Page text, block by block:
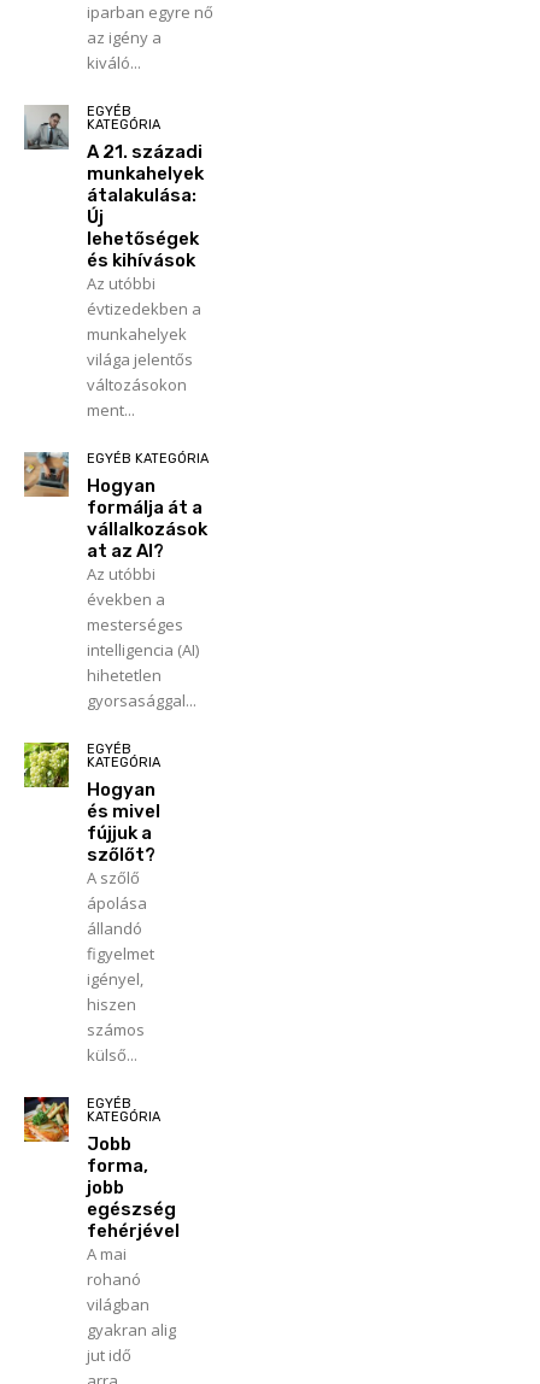
iparban egyre nő
az igény a
kiváló...
EGYÉB
KATEGÓRIA
A 21. századi
munkahelyek
átalakulása:
Új
lehetőségek
és kihívások
Az utóbbi
évtizedekben a
munkahelyek
világa jelentős
változásokon
ment...
EGYÉB KATEGÓRIA
Hogyan
formálja át a
vállalkozások
at az AI?
Az utóbbi
években a
mesterséges
intelligencia (AI)
hihetetlen
gyorsasággal...
EGYÉB
KATEGÓRIA
Hogyan
és mivel
fújjuk a
szőlőt?
A szőlő
ápolása
állandó
figyelmet
igényel,
hiszen
számos
külső...
EGYÉB
KATEGÓRIA
Jobb
forma,
jobb
egészség
fehérjével
A mai
rohanó
világban
gyakran alig
jut idő